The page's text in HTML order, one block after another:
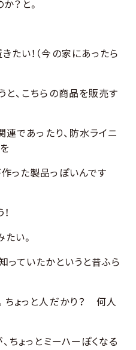
？と。
い！（今の家にあったら
、こちらの商品を販売す
であったり、防水ライニ
った製品っぽいんです
たい。
っていたかというと昔ふら
ちょっと人だかり？ 何人
ちょっとミーハーぽくなる